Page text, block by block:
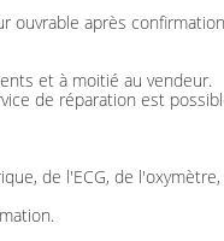
après
et à moitié au vendeur.
de réparation est
de l'ECG, de